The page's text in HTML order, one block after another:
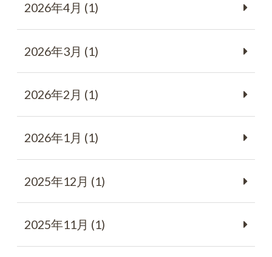
2026年4月 (1)
2026年3月 (1)
2026年2月 (1)
2026年1月 (1)
2025年12月 (1)
2025年11月 (1)